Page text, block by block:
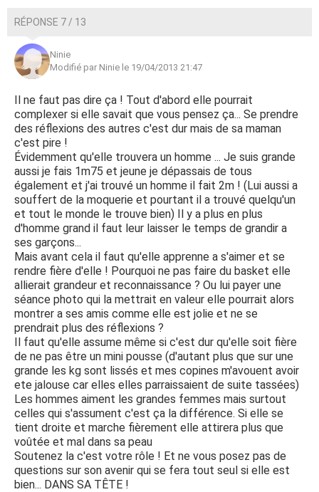
RÉPONSE 7 / 13
Ninie
Modifié par Ninie le 19/04/2013 21:47
Il ne faut pas dire ça ! Tout d'abord elle pourrait
complexer si elle savait que vous pensez ça... Se prendre
des réflexions des autres c'est dur mais de sa maman
c'est pire !
Évidemment qu'elle trouvera un homme ... Je suis grande
aussi je fais 1m75 et jeune je dépassais de tous
également et j'ai trouvé un homme il fait 2m ! (Lui aussi a
souffert de la moquerie et pourtant il a trouvé quelqu'un
et tout le monde le trouve bien) Il y a plus en plus
d'homme grand il faut leur laisser le temps de grandir a
ses garçons...
Mais avant cela il faut qu'elle apprenne a s'aimer et se
rendre fière d'elle ! Pourquoi ne pas faire du basket elle
allierait grandeur et reconnaissance ? Ou lui payer une
séance photo qui la mettrait en valeur elle pourrait alors
montrer a ses amis comme elle est jolie et ne se
prendrait plus des réflexions ?
Il faut qu'elle assume même si c'est dur qu'elle soit fière
de ne pas être un mini pousse (d'autant plus que sur une
grande les kg sont lissés et mes copines m'avouent avoir
ete jalouse car elles elles parraissaient de suite tassées)
Les hommes aiment les grandes femmes mais surtout
celles qui s'assument c'est ça la différence. Si elle se
tient droite et marche fièrement elle attirera plus que
voûtée et mal dans sa peau
Soutenez la c'est votre rôle ! Et ne vous posez pas de
questions sur son avenir qui se fera tout seul si elle est
bien... DANS SA TÊTE !